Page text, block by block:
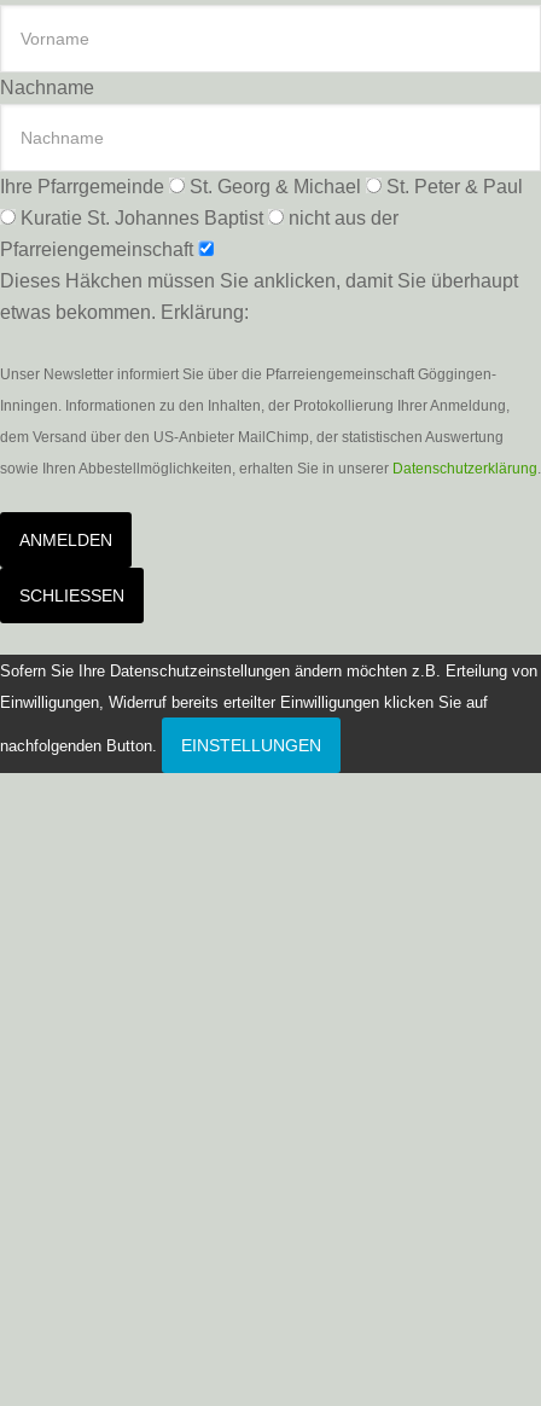
Nachname
Ihre Pfarrgemeinde St. Georg & Michael
St. Peter & Paul
Kuratie St. Johannes Baptist
nicht aus der
Pfarreiengemeinschaft
Dieses Häkchen müssen Sie anklicken, damit Sie überhaupt
etwas bekommen. Erklärung:
Unser Newsletter informiert Sie über die Pfarreiengemeinschaft Göggingen-
Inningen. Informationen zu den Inhalten, der Protokollierung Ihrer Anmeldung,
dem Versand über den US-Anbieter MailChimp, der statistischen Auswertung
sowie Ihren Abbestellmöglichkeiten, erhalten Sie in unserer Datenschutzerklärung.
ANMELDEN
SCHLIESSEN
Sofern Sie Ihre Datenschutzeinstellungen ändern möchten z.B. Erteilung von
Einwilligungen, Widerruf bereits erteilter Einwilligungen klicken Sie auf
nachfolgenden Button. EINSTELLUNGEN